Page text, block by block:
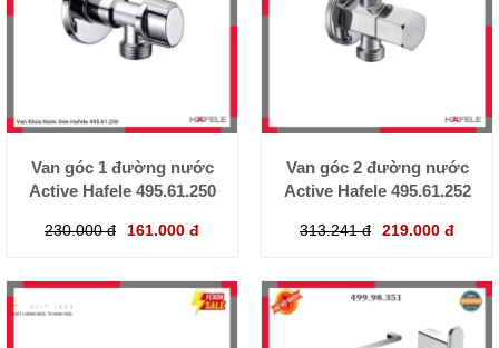
Van góc 1 đường nước
Active Hafele 495.61.250
230.000 đ 161.000 đ
Van góc 2 đường nước
Active Hafele 495.61.252
313.241 đ 219.000 đ